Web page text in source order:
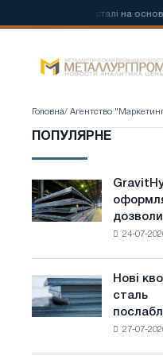
сталі на основі
Головна/ Агентство
ПОПУЛЯРНЕ
GravitHy
оформляє
дозволи
виробництва
24-07-
Нові
квоти
на
Нові
сталь
27-07-